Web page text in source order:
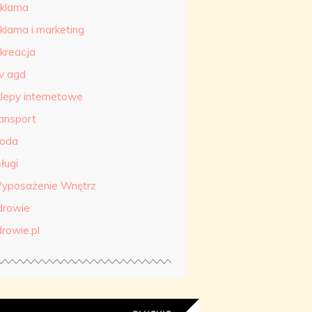
i marketing
agd
internetowe
Wnętrz